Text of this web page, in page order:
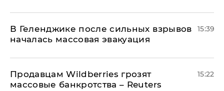
В Геленджике после сильных взрывов
началась массовая эвакуация
15:39
Продавцам Wildberries грозят
массовые банкротства – Reuters
15:22